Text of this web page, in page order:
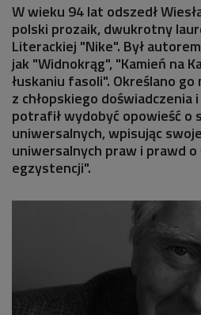
W wieku 94 lat odszedł
polski prozaik, dwukrotny
Literackiej "Nike". Był
jak "Widnokrąg", "Kamień na
łuskaniu fasoli". Określano
z chłopskiego doświadczenia
potrafił wydobyć opowieść o
uniwersalnych, wpisując
uniwersalnych praw i prawd
egzystencji".